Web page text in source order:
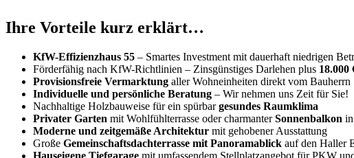
Ihre Vorteile kurz erklärt…
KfW-Effizienzhaus 55 – Smartes Investment mit dauerhaft niedrigen
Förderfähig nach KfW-Richtlinien – Zinsgünstiges Darlehen plus 18.000
Provisionsfreie Vermarktung aller Wohneinheiten direkt vom Bauherrn
Individuelle und persönliche Beratung – Wir nehmen uns Zeit für Sie!
Nachhaltige Holzbauweise für ein spürbargesundes Raumklima
Privater Garten mit Wohlfühlterrasse oder charmanterSonnenbalkon
Moderne und zeitgemäße Architektur mit gehobener Ausstattung
Große Gemeinschaftsdachterrasse mit Panoramablick auf den Haller
Hauseigene Tiefgarage mit umfassendem Stellplatzangebot für PKW